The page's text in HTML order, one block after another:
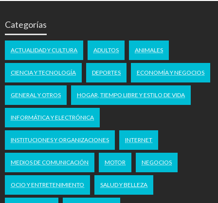
Categorías
ACTUALIDAD Y CULTURA ADULTOS ANIMALES
CIENCIA Y TECNOLOGÍA DEPORTES ECONOMÍA Y NEGOCIOS
GENERAL Y OTROS HOGAR, TIEMPO LIBRE Y ESTILO DE VIDA
INFORMÁTICA Y ELECTRÓNICA
INSTITUCIONES Y ORGANIZACIONES INTERNET
MEDIOS DE COMUNICACIÓN MOTOR NEGOCIOS
OCIO Y ENTRETENIMIENTO SALUD Y BELLEZA